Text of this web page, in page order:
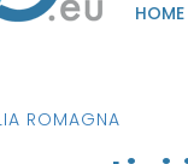
HOME
ROMAGNA